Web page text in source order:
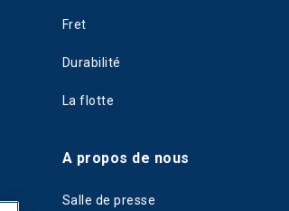
Fret
Durabilité
La flotte
A propos de nous
Salle de presse